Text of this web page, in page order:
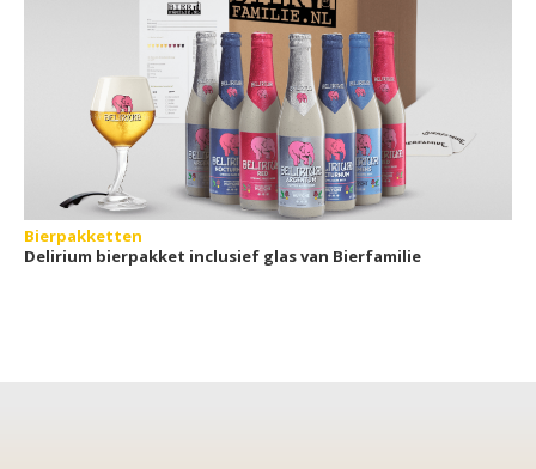
Bierpakketten
Delirium bierpakket inclusief glas van Bierfamilie